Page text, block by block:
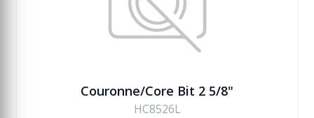
Couronne/Core Bit 2 5/8"
HC8526L